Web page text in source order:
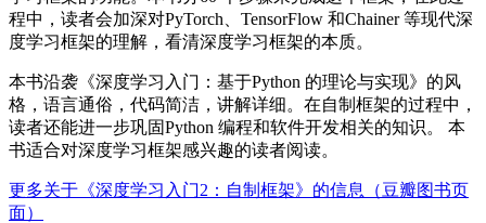
程中，读者会加深对PyTorch、TensorFlow 和Chainer 等现代深
度学习框架的理解，看清深度学习框架的本质。
本书沿袭《深度学习入门：基于Python 的理论与实现》的风
格，语言通俗，代码简洁，讲解详细。在自制框架的过程中，
读者还能进一步巩固Python 编程和软件开发相关的知识。 本
书适合对深度学习框架感兴趣的读者阅读。
更多关于《深度学习入门2：自制框架》的信息（豆瓣图书页
面）